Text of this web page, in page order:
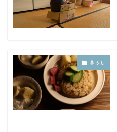
暮らし